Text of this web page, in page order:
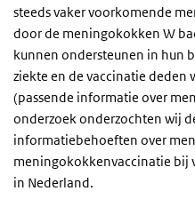
steeds vaker voorkomende
door de meningokokken W
kunnen ondersteunen in hun
ziekte en de vaccinatie deden
(passende informatie over
onderzoek onderzochten wij
informatiebehoeften over
meningokokkenvaccinatie bij
in Nederland.